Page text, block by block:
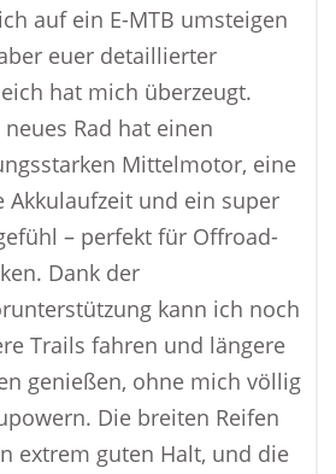
auf ein E-MTB umsteigen
euer detaillierter
hat mich überzeugt.
Rad hat einen
Mittelmotor, eine
Akkulaufzeit und ein super
– perfekt für Offroad-
Dank der
kann ich noch
Trails fahren und längere
genießen, ohne mich völlig
Die breiten Reifen
extrem guten Halt, und die